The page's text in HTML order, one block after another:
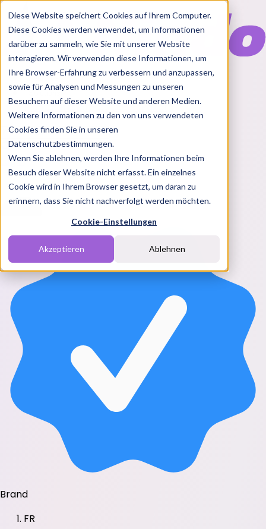
Diese Website speichert Cookies auf Ihrem Computer.
Diese Cookies werden verwendet, um Informationen
darüber zu sammeln, wie Sie mit unserer Website
interagieren. Wir verwenden diese Informationen, um
Ihre Browser-Erfahrung zu verbessern und anzupassen,
sowie für Analysen und Messungen zu unseren
Besuchern auf dieser Website und anderen Medien.
Weitere Informationen zu den von uns verwendeten
Cookies finden Sie in unseren
Datenschutzbestimmungen.
Wenn Sie ablehnen, werden Ihre Informationen beim
Besuch dieser Website nicht erfasst. Ein einzelnes
Cookie wird in Ihrem Browser gesetzt, um daran zu
erinnern, dass Sie nicht nachverfolgt werden möchten.
Cookie-Einstellungen
Akzeptieren Ablehnen
Features
Solutions
BlogChartsRabatt CodesPakete
Login
Brand
FR